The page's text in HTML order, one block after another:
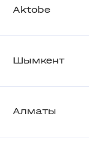
Aktobe
Шымкент
Алматы